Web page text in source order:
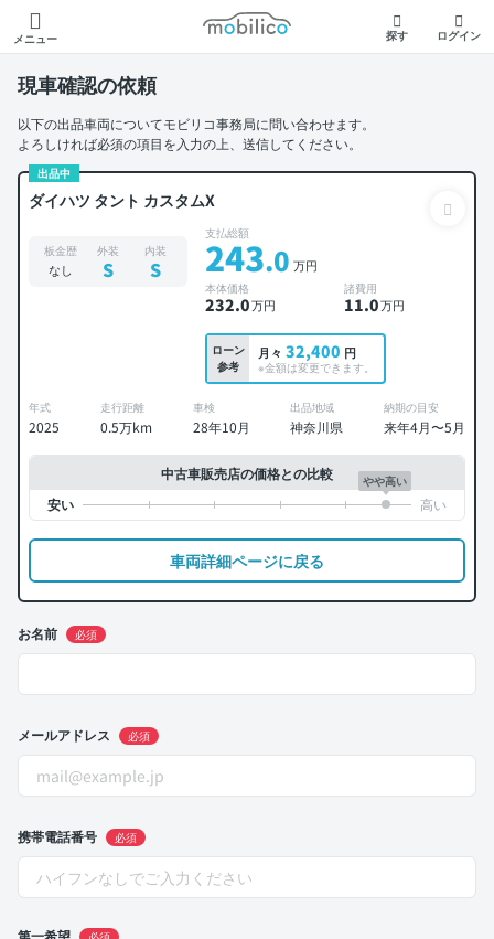
メニュー
モビリコ
探す ログイン
現車確認の依頼
以下の出品車両についてモビリコ事務局に問い合わせます。
よろしければ必須の項目を入力の上、送信してください。
出品中
ダイハツ タント カスタムX
板金歴
なし
外装
S
内装
S
支払総額
243.0 万円
本体価格
232.0万円
諸費用
11.0万円
ローン
参考
月々 32,400 円
※金額は変更できます。
年式
2025
走行距離
0.5万km
車検
28年10月
出品地域
神奈川県
納期の目安
来年4月〜5月
中古車販売店の価格との比較 やや高い
車両詳細ページに戻る
お名前 必須
メールアドレス 必須
携帯電話番号 必須
第一希望